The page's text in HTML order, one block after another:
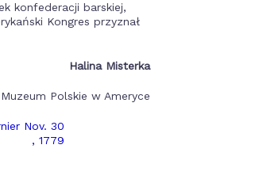
konfederacji barskiej,
Kongres przyznał
Halina Misterka
Muzeum Polskie w Ameryce